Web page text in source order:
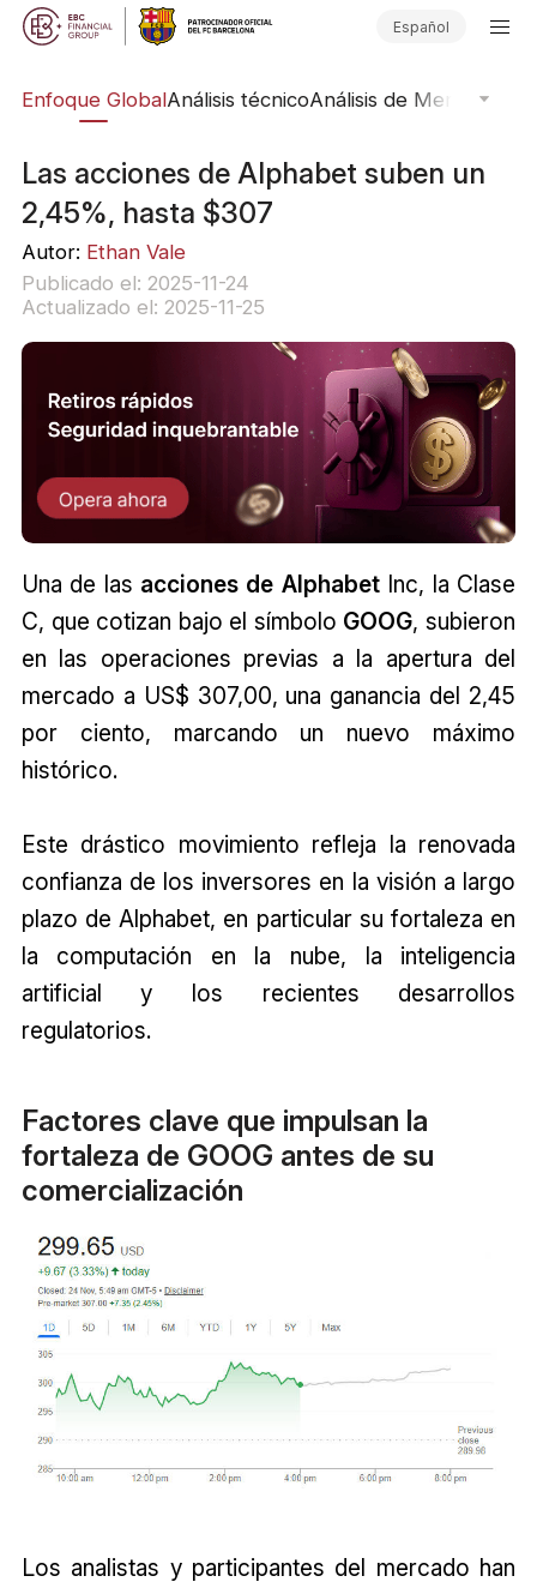
Español
Enfoque GlobalAnálisis técnicoAnálisis de Mercado
Las acciones de Alphabet suben un
2,45%, hasta $307
Autor: Ethan Vale
Publicado el: 2025-11-24
Actualizado el: 2025-11-25
Una de las acciones de AlphabetInc, la Clase
C, que cotizan bajo el símbolo GOOG, subieron
en las operaciones previas a la apertura del
mercado a US$ 307,00, una ganancia del 2,45
por ciento, marcando un nuevo máximo
histórico.
Este drástico movimiento refleja la renovada
confianza de los inversores en la visión a largo
plazo de Alphabet, en particular su fortaleza en
la computación en la nube, la inteligencia
artificial y los recientes desarrollos
regulatorios.
Factores clave que impulsan la
fortaleza de GOOG antes de su
comercialización
Los analistas y participantes del mercado han